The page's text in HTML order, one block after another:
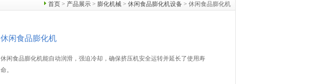
首页 > 产品展示 > 膨化机械 > 休闲食品膨化机设备 > 休闲食品膨化机
休闲食品膨化机
休闲食品膨化机能自动润滑，强迫冷却，确保挤压机安全运转并延长了使用寿
命。